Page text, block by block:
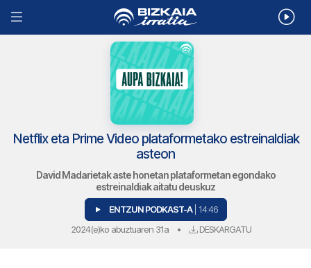
Netflix eta Prime Video plataformetako estreinaldiak
asteon
David Madarietak aste honetan plataformetan egondako
estreinaldiak aitatu deuskuz
ENTZUN PODKAST-A | 14:46
2024(e)ko abuztuaren 31a • DESKARGATU